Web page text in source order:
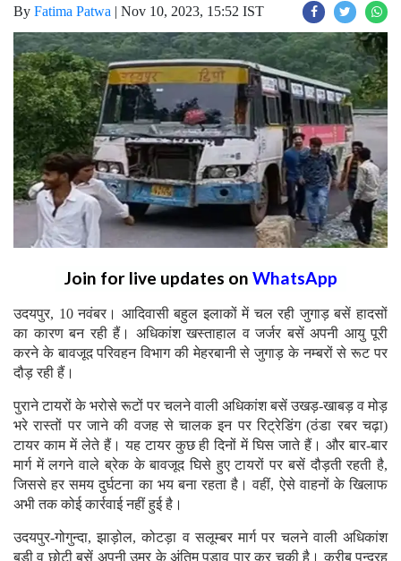
By Fatima Patwa | Nov 10, 2023, 15:52 IST
Join for live updates on WhatsApp
उदयपुर, 10 नवंबर। आदिवासी बहुल इलाकों में चल रही जुगाड़ बसें हादसों
का कारण बन रही हैं। अधिकांश खस्ताहाल व जर्जर बसें अपनी आयु पूरी
करने के बावजूद परिवहन विभाग की मेहरबानी से जुगाड़ के नम्बरों से रूट पर
दौड़ रही हैं।
पुराने टायरों के भरोसे रूटों पर चलने वाली अधिकांश बसें उखड़-खाबड़ व मोड़
भरे रास्तों पर जाने की वजह से चालक इन पर रिट्रेडिंग (ठंडा रबर चढ़ा)
टायर काम में लेते हैं। यह टायर कुछ ही दिनों में घिस जाते हैं। और बार-बार
मार्ग में लगने वाले ब्रेक के बावजूद घिसे हुए टायरों पर बसें दौड़ती रहती है,
जिससे हर समय दुर्घटना का भय बना रहता है। वहीं, ऐसे वाहनों के खिलाफ
अभी तक कोई कार्रवाई नहीं हुई है।
उदयपुर-गोगुन्दा, झाड़ोल, कोटड़ा व सलूम्बर मार्ग पर चलने वाली अधिकांश
बड़ी व छोटी बसें अपनी उम्र के अंतिम पड़ाव पार कर चुकी है। करीब पन्द्रह